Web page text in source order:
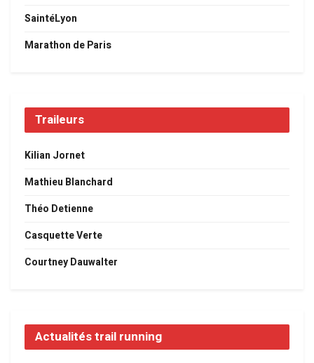
SaintéLyon
Marathon de Paris
Traileurs
Kilian Jornet
Mathieu Blanchard
Théo Detienne
Casquette Verte
Courtney Dauwalter
Actualités trail running